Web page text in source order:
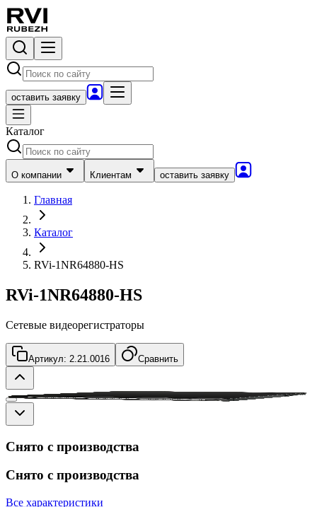
оставить заявку
Каталог
О компании Клиентам оставить заявку
Главная
Каталог
RVi-1NR64880-HS
RVi-1NR64880-HS
Сетевые видеорегистраторы
Артикул: 2.21.0016 Сравнить
Снято с производства
Снято с производства
Все характеристики